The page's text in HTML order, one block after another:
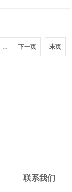
... 下一页 末页
联系我们